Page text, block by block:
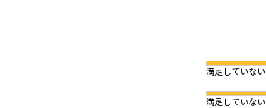
満足していない
満足していない